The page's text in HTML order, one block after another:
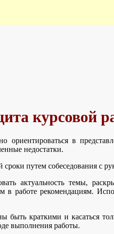
курсовой
в
недостатки.
путем собеседования с
актуальность темы,
работе рекомендациям.
краткими и касаться
выполнения работы.